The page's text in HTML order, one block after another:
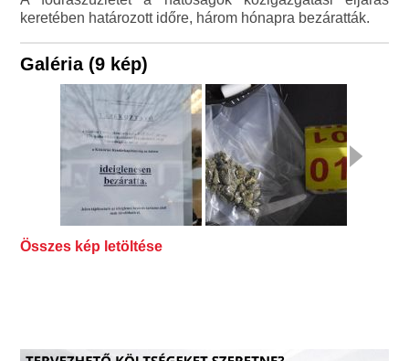
keretében határozott időre, három hónapra bezáratták.
Galéria (9 kép)
Összes kép letöltése